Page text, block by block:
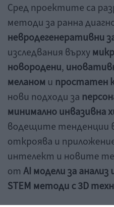
Сред проектите са
методи за ранна
невродегенеративни
изследвания върху
новородени,
меланом и простатен
нови подходи за
минимално инвазивна
водещите тенденции
откроява и
интелект и новите
от AI модели за анализ
STEM методи с 3D